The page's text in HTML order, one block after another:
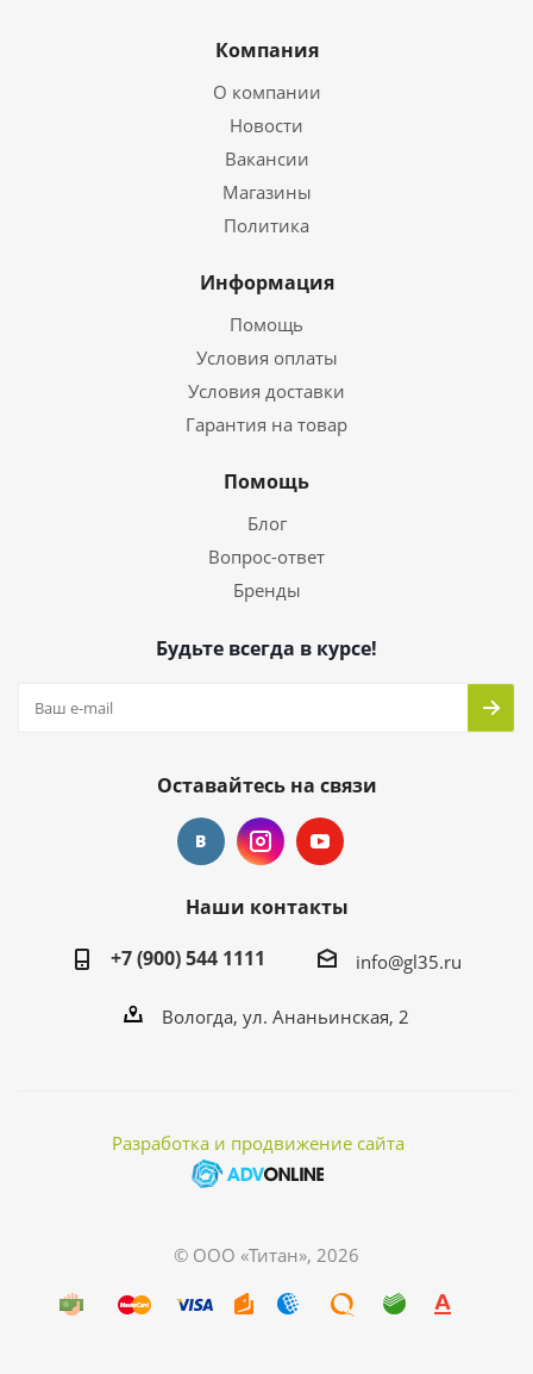
Компания
О компании
Новости
Вакансии
Магазины
Политика
Информация
Помощь
Условия оплаты
Условия доставки
Гарантия на товар
Помощь
Блог
Вопрос-ответ
Бренды
Будьте всегда в курсе!
Оставайтесь на связи
Наши контакты
+7 (900) 544 1111
info@gl35.ru
Вологда, ул. Ананьинская, 2
Разработка и продвижение сайта
© ООО «Титан», 2026